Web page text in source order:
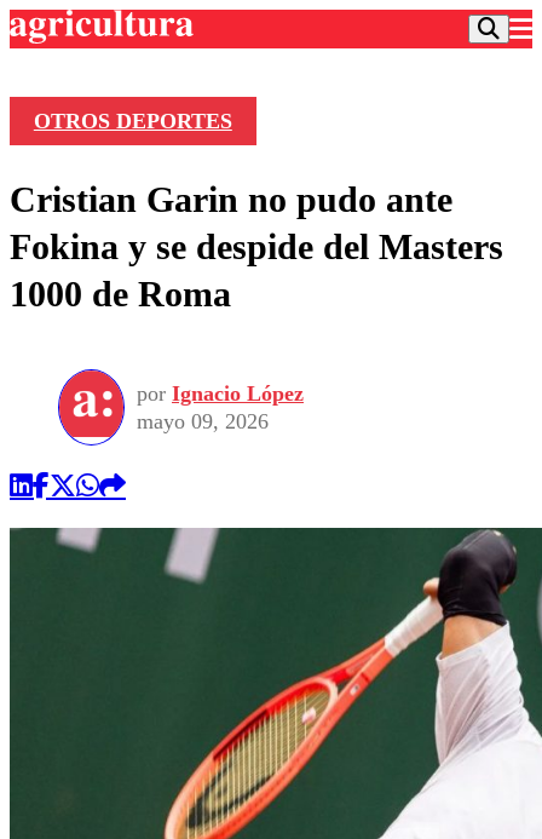
Frecuencias
Agricultura TV
Deportes
Colo Colo
Seleccion Chilena
Torneo Internacional
Universidad de Chile
Entretención
Economía
Internacional
Sustentabilidad
Publicaciones en medios
Opinión
OTROS DEPORTES
Cristian Garin no pudo ante
Fokina y se despide del Masters
1000 de Roma
por Ignacio López
mayo 09, 2026